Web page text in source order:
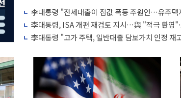
李대통령 "전세대출이 집값 폭등 주원인…유주택
李대통령, ISA 개편 재검토 지시…與 "적극 환영
李대통령 "고가 주택, 일반대출 담보가치 인정 재